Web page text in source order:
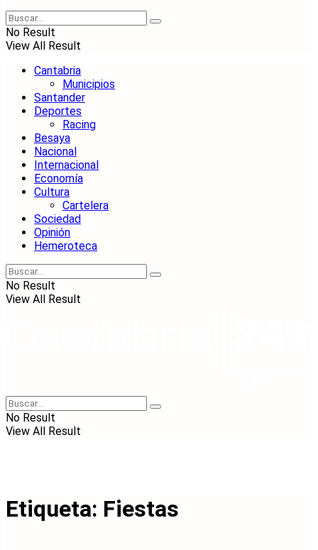
No Result
View All Result
Cantabria
Municipios
Santander
Deportes
Racing
Besaya
Nacional
Internacional
Economía
Cultura
Cartelera
Sociedad
Opinión
Hemeroteca
No Result
View All Result
No Result
View All Result
Etiqueta: Fiestas